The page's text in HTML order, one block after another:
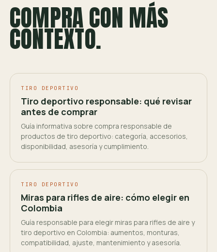
COMPRA CON MÁS
CONTEXTO.
TIRO DEPORTIVO
Tiro deportivo responsable: qué revisar
antes de comprar
Guía informativa sobre compra responsable de
productos de tiro deportivo: categoría, accesorios,
disponibilidad, asesoría y cumplimiento.
TIRO DEPORTIVO
Miras para rifles de aire: cómo elegir en
Colombia
Guía responsable para elegir miras para rifles de aire y
tiro deportivo en Colombia: aumentos, monturas,
compatibilidad, ajuste, mantenimiento y asesoría.